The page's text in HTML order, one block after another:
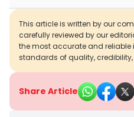
This article is written by our
carefully reviewed by our
the most accurate and reliable
standards of quality,
Share Article